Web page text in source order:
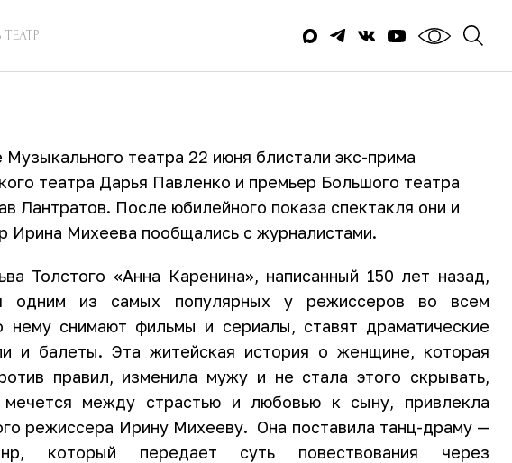
ТЕАТР
Музыкального театра 22 июня блистали экс-прима
театра Дарья Павленко и премьер Большого театра
Лантратов. После юбилейного показа спектакля они и
Ирина Михеева пообщались с журналистами.
Толстого «Анна Каренина», написанный 150 лет назад,
одним из самых популярных у режиссеров во всем
нему снимают фильмы и сериалы, ставят драматические
и балеты. Эта житейская история о женщине, которая
правил, изменила мужу и не стала этого скрывать,
мечется между страстью и любовью к сыну, привлекла
режиссера Ирину Михееву. Она поставила танц-драму —
который передает суть повествования через